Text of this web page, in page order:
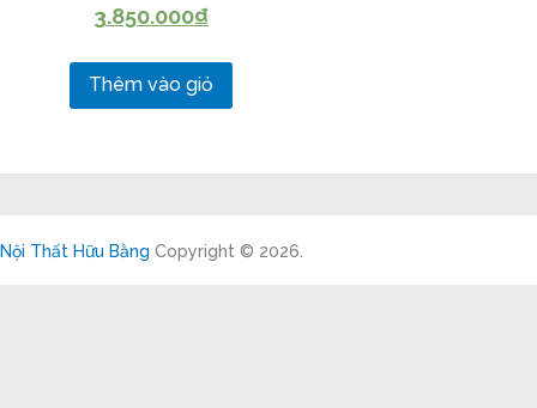
3.850.000₫
Thêm vào giỏ
Nội Thất Hữu Bằng Copyright © 2026.